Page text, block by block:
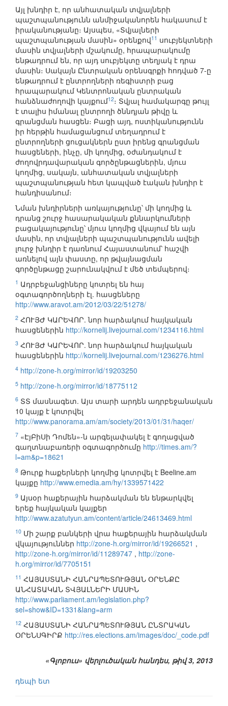
Այլ խնդիր է, որ անհատական տվյալների
պաշտպանությունն անմիջականորեն հակասում է
իրականությանը։ Այսպես, «Տվյալների
պաշտպանության մասին» օրենքով11 սուբյեկտների
մասին տվյալների մշակումը, հրապարակումը
ենթադրում են, որ այդ սուբյեկտը տեղյակ է դրա
մասին։ Սակայն Ընտրական օրենսգրքի հոդված 7-ը
ենթադրում է ընտրողների ռեգիստրի բաց
հրապարակում Կենտրոնական ընտրական
հանձնաժողովի կայքում12։ Տվյալ համակարգը թույլ
է տալիս իմանալ ընտրողի ծննդյան թիվը և
գրանցման հասցեն։ Բացի այդ, ոստիկանությունն
իր հերթին համացանցում տեղադրում է
ընտրողների ցուցակներն ըստ իրենց գրանցման
հասցեների, ինչը, մի կողմից, օժանդակում է
ժողովրդավարական գործընթացներին, մյուս
կողմից, սակայն, անհատական տվյալների
պաշտպանության հետ կապված էական խնդիր է
հանդիսանում։
Նման խնդիրների առկայությունը՝ մի կողմից և
դրանց շուրջ հասարակական քննարկումների
բացակայությունը՝ մյուս կողմից վկայում են այն
մասին, որ տվյալների պաշտպանությունն ավելի
լուրջ խնդիր է դառնում Հայաստանում՝ հաշվի
առնելով այն փաստը, որ թվայնացման
գործընթացը շարունակվում է մեծ տեմպերով։
1 Ադրբեջանցիները կոտրել են հայ
օգտագործողների էլ. հասցեները
http://www.aravot.am/2012/03/22/51278/
2 ՀՈՒՅԺ ԿԱՐԵՎՈՐ. նոր հարձակում հայկական
հասցեներին http://kornelij.livejournal.com/1234116.html
3 ՀՈՒՅԺ ԿԱՐԵՎՈՐ. նոր հարձակում հայկական
հասցեներին http://kornelij.livejournal.com/1236276.html
4 http://zone-h.org/mirror/id/19203250
5 http://zone-h.org/mirror/id/18775112
6 ՏՏ մասնագետ. Այս տարի արդեն ադրբեջանական
10 կայք է կոտրվել
http://www.panorama.am/am/society/2013/01/31/haqer/
7 «ԷյԲիՍի Դոմեն»-ն արգելափակել է գողացված
գաղտնաբառերի օգտագործումը http://times.am/?
l=am&p=18621
8 Թուրք հաքերների կողմից կոտրվել է Beeline.am
կայքը http://www.emedia.am/hy/1339571422
9 Այսօր հաքերային հարձակման են ենթարկվել
երեք հայկական կայքեր
http://www.azatutyun.am/content/article/24613469.html
10 Մի շարք բանկերի վրա հաքերային հարձակման
վկայություններ http://zone-h.org/mirror/id/19266521 ,
http://zone-h.org/mirror/id/11289747 , http://zone-
h.org/mirror/id/7705151
11 ՀԱՅԱՍՏԱՆԻ ՀԱՆՐԱՊԵՏՈՒԹՅԱՆ ՕՐԵՆՔԸ
ԱՆՀԱՏԱԿԱՆ ՏՎՅԱԼՆԵՐԻ ՄԱՍԻՆ
http://www.parliament.am/legislation.php?
sel=show&ID=1331&lang=arm
12 ՀԱՅԱՍՏԱՆԻ ՀԱՆՐԱՊԵՏՈՒԹՅԱՆ ԸՆՏՐԱԿԱՆ
ՕՐԵՆՍԳԻՐՔ http://res.elections.am/images/doc/_code.pdf
«Գլոբուս» վերլուծական հանդես, թիվ 3, 2013
դեպի ետ